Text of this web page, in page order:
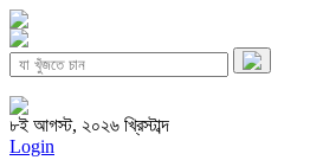
৮ই আগস্ট, ২০২৬ খ্রিস্টাব্দ
Login